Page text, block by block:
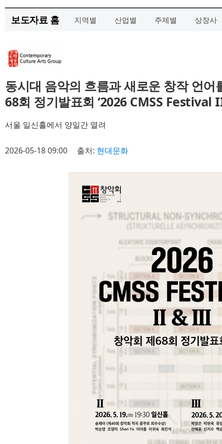
보도자료 홈 지역별 산업별 주제별 상장사
동시대 음악의 흐름과 새로운 창작 언
68회 정기발표회 ‘2026 CMSS Festival
서울 일신홀에서 양일간 열려
2026-05-18 09:00 출처: 현대문화